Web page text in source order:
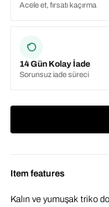
Acele et, fırsatı kaçırma
14 Gün Kolay İade
Sorunsuz iade süreci
Item features
Kalın ve yumuşak triko